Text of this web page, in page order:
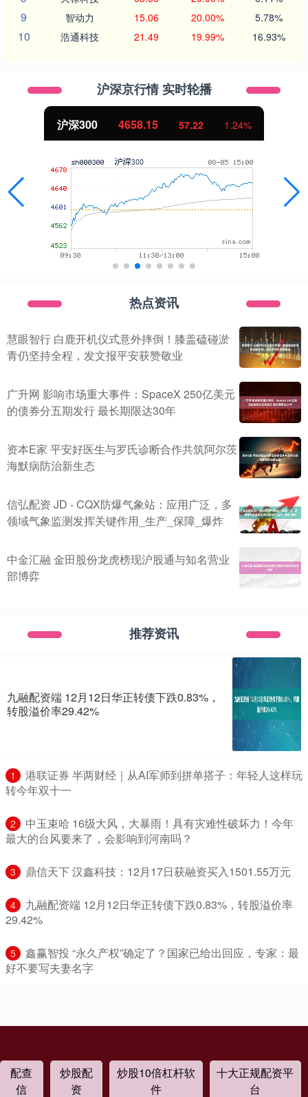
9 智动力 15.06 20.00% 5.78%
10 浩通科技 21.49 19.99% 16.93%
沪深京行情 实时轮播
北证50 1119.46 25.97 2.38%
热点资讯
慧眼智行 白鹿开机仪式意外摔倒！膝盖磕碰淤
青仍坚持全程，发文报平安获赞敬业
广升网 影响市场重大事件：SpaceX 250亿美元
的债券分五期发行 最长期限达30年
资本E家 平安好医生与罗氏诊断合作共筑阿尔茨
海默病防治新生态
信弘配资 JD - CQX防爆气象站：应用广泛，多
领域气象监测发挥关键作用_生产_保障_爆炸
中金汇融 金田股份龙虎榜现沪股通与知名营业
部博弈
推荐资讯
九融配资端 12月12日华正转债下跌0.83%，
转股溢价率29.42%
1
​港联证券 半两财经｜从AI军师到拼单搭子：年轻人这样玩
转今年双十一
2
​中玉束哈 16级大风，大暴雨！具有灾难性破坏力！今年
最大的台风要来了，会影响到河南吗？
3 ​鼎信天下 汉鑫科技：12月17日获融资买入1501.55万元
4
​九融配资端 12月12日华正转债下跌0.83%，转股溢价率
29.42%
5
​鑫赢智投 “永久产权”确定了？国家已给出回应，专家：最
好不要写夫妻名字
配查
信
炒股配
资
炒股10倍杠杆软
件
十大正规配资平
台